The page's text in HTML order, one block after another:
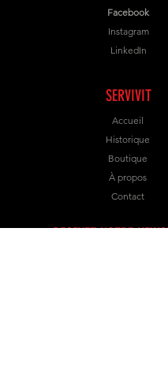
Facebook
Instagram
LinkedIn
SERVIVIT
Accueil
Historique
Boutique
À propos
Contact
RECEVEZ NOTRE